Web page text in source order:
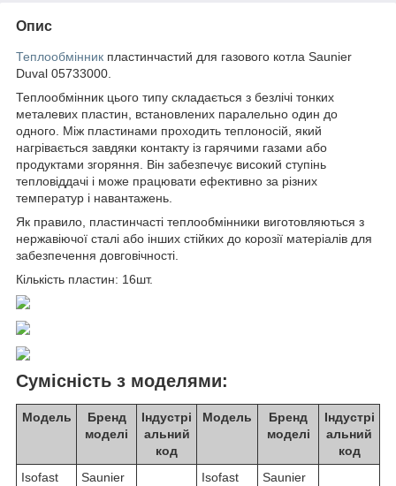
Опис
Теплообмінник пластинчастий для газового котла Saunier
Duval 05733000.
Теплообмінник цього типу складається з безлічі тонких
металевих пластин, встановлених паралельно один до
одного. Між пластинами проходить теплоносій, який
нагрівається завдяки контакту із гарячими газами або
продуктами згоряння. Він забезпечує високий ступінь
тепловіддачі і може працювати ефективно за різних
температур і навантажень.
Як правило, пластинчасті теплообмінники виготовляються з
нержавіючої сталі або інших стійких до корозії матеріалів для
забезпечення довговічності.
Кількість пластин: 16шт.
Сумісність з моделями:
Модель
Бренд
моделі
Індустрі
альний
код
Модель
Бренд
моделі
Індустрі
альний
код
Isofast
Saunier
Isofast
Saunier